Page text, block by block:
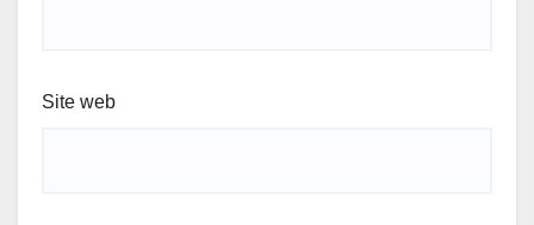
Site web